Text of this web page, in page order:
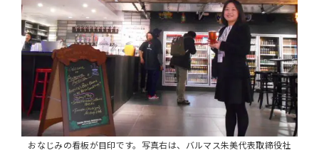
おなじみの看板が目印です。写真右は、バルマス朱美代表取締役社